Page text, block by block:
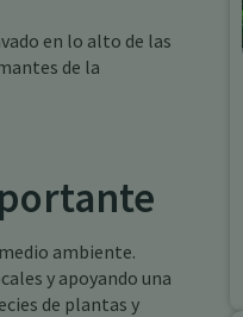
en lo alto de las
de la
ambiente.
y apoyando una
de plantas y